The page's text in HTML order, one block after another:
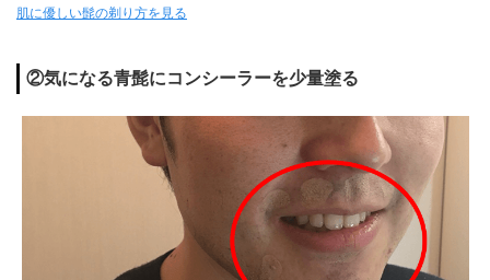
肌に優しい髭の剃り方を見る
②気になる青髭にコンシーラーを少量塗る